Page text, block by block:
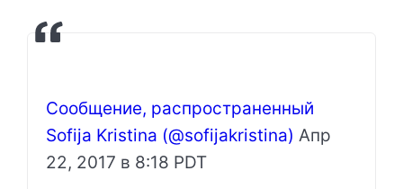
Сообщение, распространенный
Sofija Kristina (@sofijakristina) Апр
22, 2017 в 8:18 PDT